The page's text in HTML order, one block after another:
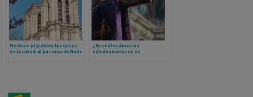
Reabren al público las torres
de la catedral parisina de Notre
¿En cuáles diócesis
estadounidenses se